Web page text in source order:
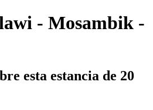
- Mosambik -
esta estancia de 20